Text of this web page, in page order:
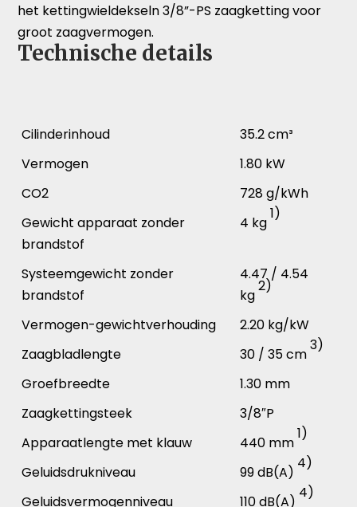
het kettingwieldekseln 3/8”-PS zaagketting voor
groot zaagvermogen.
Technische details
Cilinderinhoud
35.2 cm³
Vermogen
1.80 kW
CO2
728 g/kWh
Gewicht apparaat zonder
brandstof
4 kg
1)
Systeemgewicht zonder
brandstof
4.47 / 4.54
kg
2)
Vermogen-gewichtverhouding
2.20 kg/kW
Zaagbladlengte
30 / 35 cm
3)
Groefbreedte
1.30 mm
Zaagkettingsteek
3/8″P
Apparaatlengte met klauw
440 mm
1)
Geluidsdrukniveau 99 dB(A)
4)
Geluidsvermogenniveau 110 dB(A)
4)